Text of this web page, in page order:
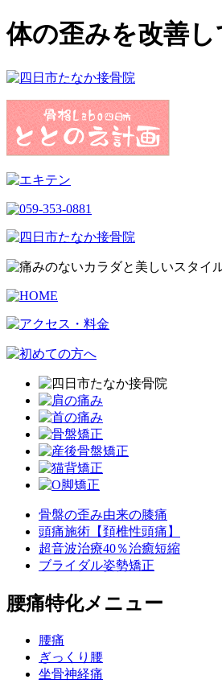
体の歪みを改善
骨盤の歪み由来の膝痛
頭痛施術【頚椎性頭痛】
超音波治療40％治癒短縮
ブライダル姿勢矯正
腰痛特化メニュー
腰痛
ぎっくり腰
坐骨神経痛